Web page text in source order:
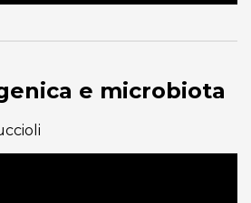
e microbiota